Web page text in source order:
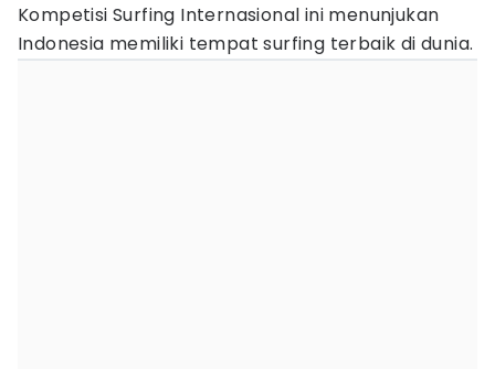
Kompetisi Surfing Internasional ini menunjukan
Indonesia memiliki tempat surfing terbaik di dunia.